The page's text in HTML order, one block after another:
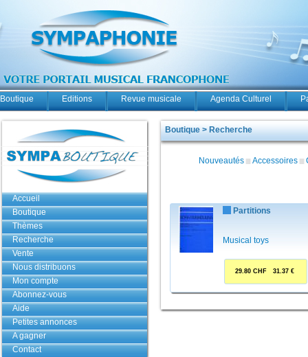
Boutique Editions Revue musicale Agenda Culturel
Accueil
Boutique
Thèmes
Recherche
Vente
Nous distribuons
Mon compte
Abonnez-vous
Aide
Petites annonces
A gagner
Contact
Boutique > Recherche
Nouveautés Accessoires
Partitions
Musical toys
29.80 CHF 31.37 €